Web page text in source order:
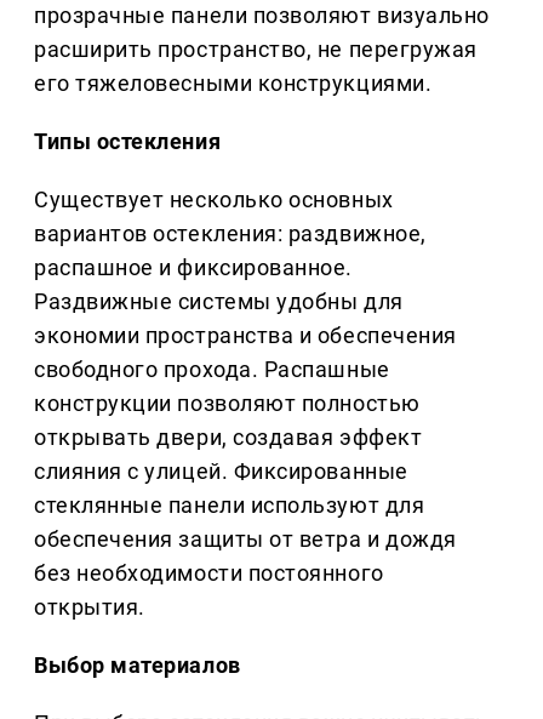
прозрачные панели позволяют визуально
расширить пространство, не перегружая
его тяжеловесными конструкциями.
Типы остекления
Существует несколько основных
вариантов остекления: раздвижное,
распашное и фиксированное.
Раздвижные системы удобны для
экономии пространства и обеспечения
свободного прохода. Распашные
конструкции позволяют полностью
открывать двери, создавая эффект
слияния с улицей. Фиксированные
стеклянные панели используют для
обеспечения защиты от ветра и дождя
без необходимости постоянного
открытия.
Выбор материалов